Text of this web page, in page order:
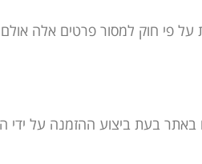
לא חלה חובה כללית על פי חוק למסור
בעת ביצוע ההזמנה על ידי